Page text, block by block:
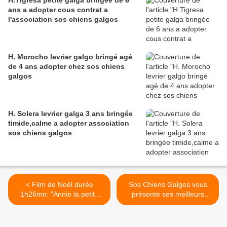
ans a adopter cous contrat a
l'association sos chiens galgos
H. Morocho levrier galgo bringé agé
de 4 ans adopter chez sos chiens
galgos
H. Solera levrier galga 3 ans bringée
timide,calme a adopter association
sos chiens galgos
< Film de Noël durée
1h26mn: "Annie la petite
orpheline"
Sos Chiens Galgos vous
présente ses meilleurs
Voeux 2014 >